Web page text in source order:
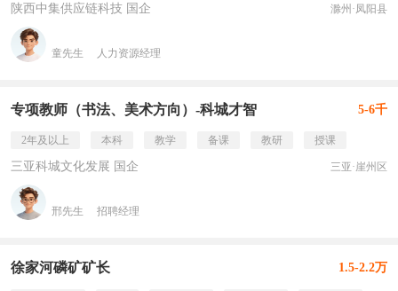
陕西中集供应链科技 国企 滁州·凤阳县
童先生 人力资源经理
专项教师（书法、美术方向）-科城才智 5-6千
2年及以上 本科 教学 备课 教研 授课
三亚科城文化发展 国企 三亚·崖州区
邢先生 招聘经理
徐家河磷矿矿长 1.5-2.2万